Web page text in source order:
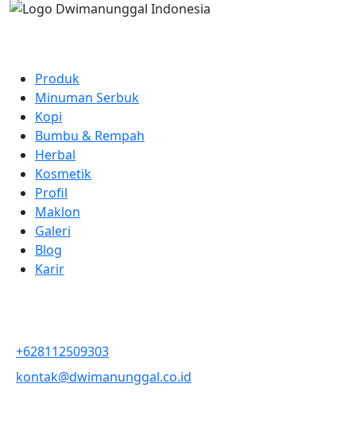
Produk
Minuman Serbuk
Kopi
Bumbu & Rempah
Herbal
Kosmetik
Profil
Maklon
Galeri
Blog
Karir
+628112509303
kontak@dwimanunggal.co.id